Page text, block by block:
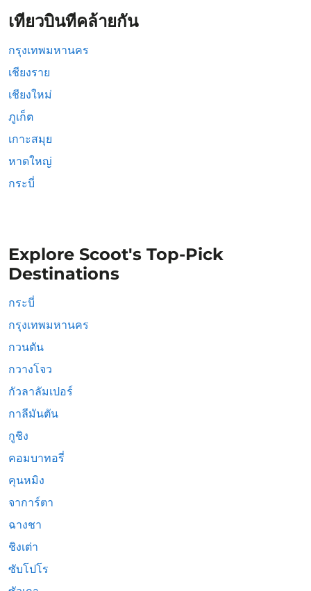
เที่ยวบินที่คล้ายกัน
กรุงเทพมหานคร
เชียงราย
เชียงใหม่
ภูเก็ต
เกาะสมุย
หาดใหญ่
กระบี่
Explore Scoot's Top-Pick
Destinations
กระบี่
กรุงเทพมหานคร
กวนตัน
กวางโจว
กัวลาลัมเปอร์
กาลีมันตัน
กูชิง
คอมบาทอรี่
คุนหมิง
จาการ์ตา
ฉางชา
ชิงเต่า
ซับโปโร